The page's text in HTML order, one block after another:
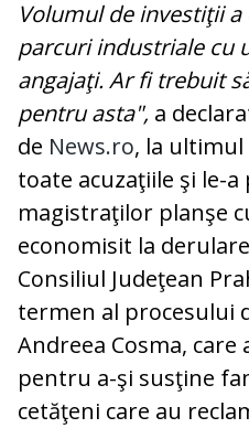
Volumul de investiţii a
parcuri industriale cu
angajaţi. Ar fi trebuit
pentru asta", a
de News.ro, la ultimul
toate acuzaţiile şi le-
magistraţilor planşe
economisit la
Consiliul Judeţean
termen al procesului
Andreea Cosma, care
pentru a-şi susţine
cetăţeni care au